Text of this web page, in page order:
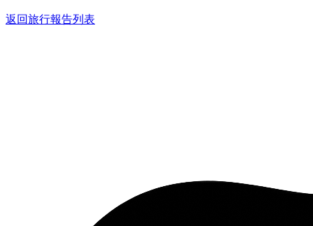
返回旅行報告列表